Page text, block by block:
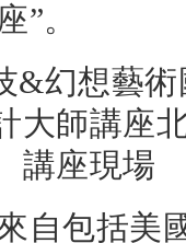
”。
講座現場
自包括美